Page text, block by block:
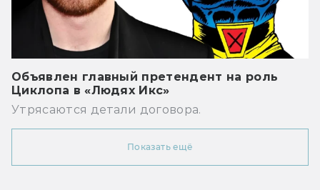
Объявлен главный претендент на роль
Циклопа в «Людях Икс»
Утрясаются детали договора.
Показать ещё